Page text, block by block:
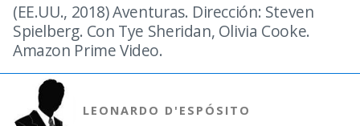
(EE.UU., 2018) Aventuras. Dirección: Steven
Spielberg. Con Tye Sheridan, Olivia Cooke.
Amazon Prime Video.
LEONARDO D'ESPÓSITO